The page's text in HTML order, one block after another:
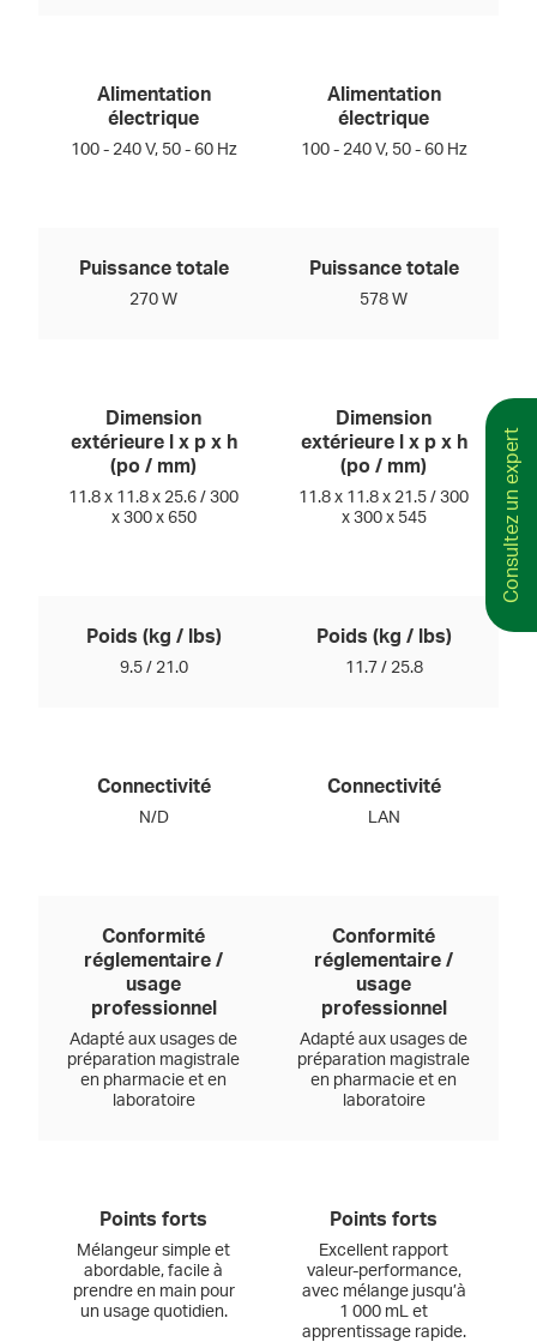
Consultez un expert
Alimentation
électrique
100 - 240 V, 50 - 60 Hz
Alimentation
électrique
100 - 240 V, 50 - 60 Hz
Puissance totale
270 W
Puissance totale
578 W
Dimension
extérieure l x p x h
(po / mm)
11.8 x 11.8 x 25.6 / 300
x 300 x 650
Dimension
extérieure l x p x h
(po / mm)
11.8 x 11.8 x 21.5 / 300
x 300 x 545
Poids (kg / lbs)
9.5 / 21.0
Poids (kg / lbs)
11.7 / 25.8
Connectivité
N/D
Connectivité
LAN
Conformité
réglementaire /
usage
professionnel
Adapté aux usages de
préparation magistrale
en pharmacie et en
laboratoire
Conformité
réglementaire /
usage
professionnel
Adapté aux usages de
préparation magistrale
en pharmacie et en
laboratoire
Points forts
Mélangeur simple et
abordable, facile à
prendre en main pour
un usage quotidien.
Points forts
Excellent rapport
valeur-performance,
avec mélange jusqu’à
1 000 mL et
apprentissage rapide.